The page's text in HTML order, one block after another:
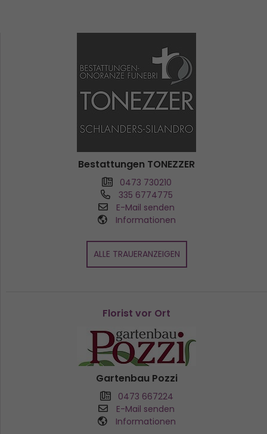
Bestattungen TONEZZER
0473 730210
335 6774775
E-Mail senden
Informationen
ALLE TRAUERANZEIGEN
Florist vor Ort
Gartenbau Pozzi
0473 667224
E-Mail senden
Informationen